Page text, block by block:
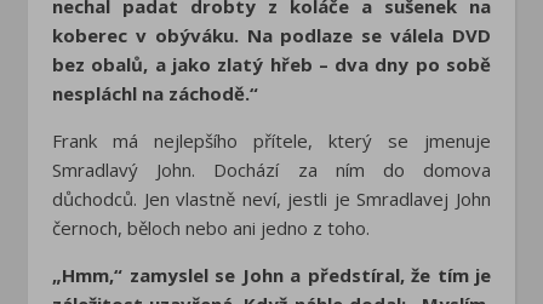
nechal padat drobty z koláče a sušenek na
koberec v obýváku. Na podlaze se válela DVD
bez obalů, a jako zlatý hřeb – dva dny po sobě
nespláchl na záchodě.“
Frank má nejlepšího přítele, který se jmenuje
Smradlavý John. Dochází za ním do domova
důchodců. Jen vlastně neví, jestli je Smradlavej John
černoch, běloch nebo ani jedno z toho.
„Hmm,“ zamyslel se John a předstíral, že tím je